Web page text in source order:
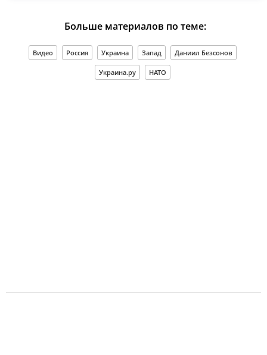
Больше материалов по теме:
Видео Россия Украина Запад Даниил Безсонов
Украина.ру НАТО